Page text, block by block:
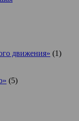
движения» (1)
(5)